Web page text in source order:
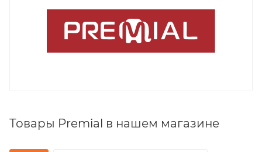
Товары Premial в нашем магазине